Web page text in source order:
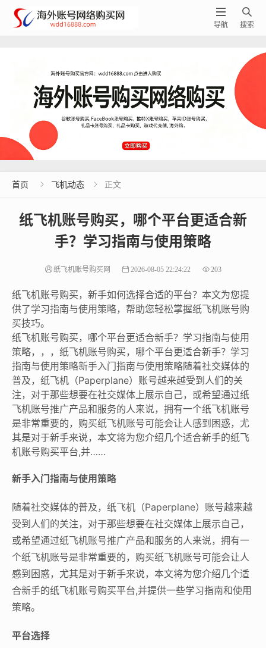

搜索

导航
首页  飞机动态  正文
纸飞机账号购买，哪个平台更适合新
手？学习指南与使用策略
纸飞机账号购买网 2026-08-05 22:24:22 203
纸飞机账号购买，新手如何选择合适的平台？本文为您提
供了学习指南与使用策略，帮助您轻松掌握纸飞机账号购
买技巧。
纸飞机账号购买，哪个平台更适合新手？学习指南与使用
策略，，，纸飞机账号购买，哪个平台更适合新手？学习
指南与使用策略新手入门指南与使用策略随着社交媒体的
普及，纸飞机（Paperplane）账号越来越受到人们的关
注，对于那些想要在社交媒体上展示自己，或希望通过纸
飞机账号推广产品和服务的人来说，拥有一个纸飞机账号
是非常重要的，购买纸飞机账号可能会让人感到困惑，尤
其是对于新手来说，本文将为您介绍几个适合新手的纸飞
机账号购买平台,并……
新手入门指南与使用策略
随着社交媒体的普及，纸飞机（Paperplane）账号越来越
受到人们的关注，对于那些想要在社交媒体上展示自己，
或希望通过纸飞机账号推广产品和服务的人来说，拥有一
个纸飞机账号是非常重要的，购买纸飞机账号可能会让人
感到困惑，尤其是对于新手来说，本文将为您介绍几个适
合新手的纸飞机账号购买平台,并提供一些学习指南和使用
策略。
平台选择